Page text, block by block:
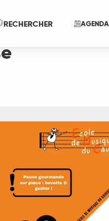
AGENDA
RECHERCHERRecherche